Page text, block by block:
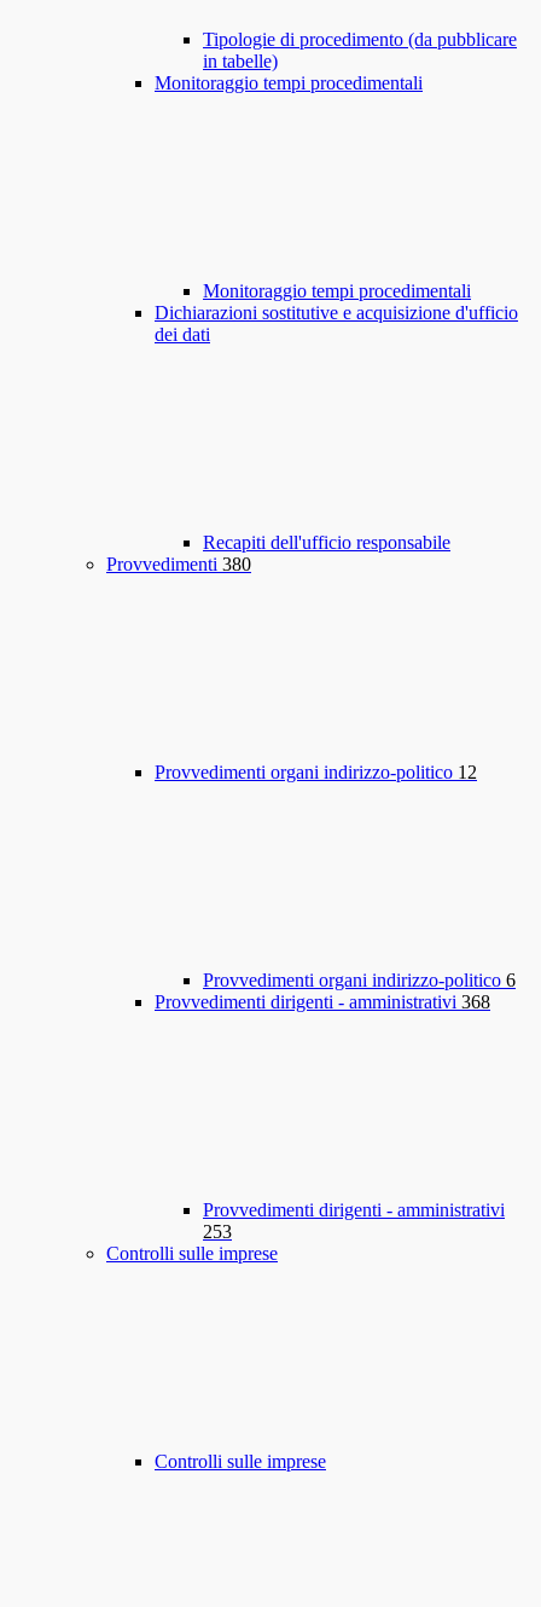
Tipologie di procedimento (da pubblicare
in tabelle)
Monitoraggio tempi procedimentali
Monitoraggio tempi procedimentali
Dichiarazioni sostitutive e acquisizione d'ufficio
dei dati
Recapiti dell'ufficio responsabile
Provvedimenti 380
Provvedimenti organi indirizzo-politico 12
Provvedimenti organi indirizzo-politico 6
Provvedimenti dirigenti - amministrativi 368
Provvedimenti dirigenti - amministrativi
253
Controlli sulle imprese
Controlli sulle imprese